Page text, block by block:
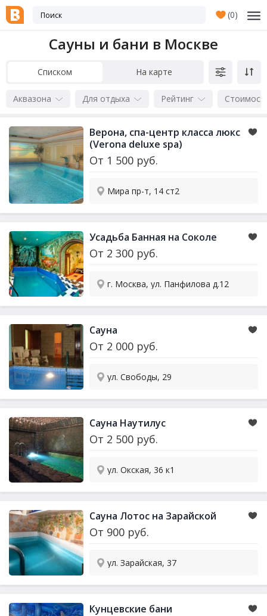
(0)
Сауны и бани в Москве
Списком На карте
Аквазона Для отдыха Рейтинг
Верона, спа-центр класса люкс
(Verona deluxe spa)
От 1 500 руб.
Мира пр-т, 14 ст2
Усадьба Банная на Соколе
От 2 300 руб.
г. Москва, ул. Панфилова д.12
Сауна
От 2 000 руб.
ул. Свободы, 29
Сауна Наутилус
От 2 500 руб.
ул. Окская, 36 к1
Сауна Лотос на Зарайской
От 900 руб.
ул. Зарайская, 37
Кунцевские бани